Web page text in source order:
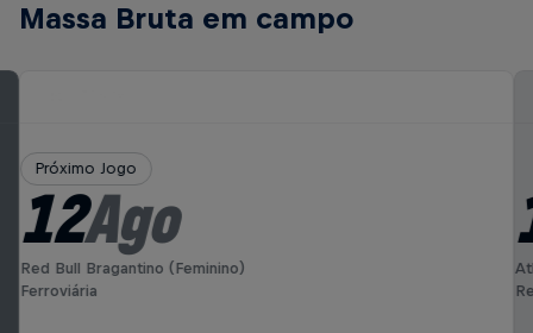
Massa Bruta em campo
Próximo Jogo
12Ago
Red Bull Bragantino (Feminino)
Ferroviária